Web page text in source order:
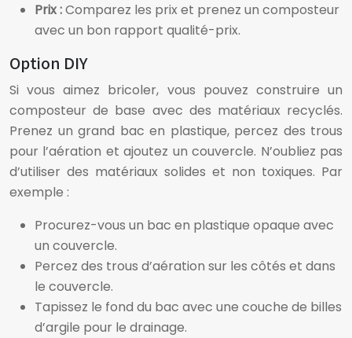
Prix :Comparez les prix et prenez un composteur
avec un bon rapport qualité-prix.
Option DIY
Si vous aimez bricoler, vous pouvez construire un
composteur de base avec des matériaux recyclés.
Prenez un grand bac en plastique, percez des trous
pour l’aération et ajoutez un couvercle. N’oubliez pas
d’utiliser des matériaux solides et non toxiques. Par
exemple :
Procurez-vous un bac en plastique opaque avec
un couvercle.
Percez des trous d’aération sur les côtés et dans
le couvercle.
Tapissez le fond du bac avec une couche de billes
d’argile pour le drainage.